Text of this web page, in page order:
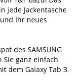
jede Jackentasche
Ihr neues
des SAMSUNG
Sie ganz einfach
dem Galaxy Tab 3.